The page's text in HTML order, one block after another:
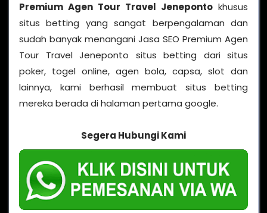
Premium Agen Tour Travel Jeneponto khusus
situs betting yang sangat berpengalaman dan
sudah banyak menangani Jasa SEO Premium Agen
Tour Travel Jeneponto situs betting dari situs
poker, togel online, agen bola, capsa, slot dan
lainnya, kami berhasil membuat situs betting
mereka berada di halaman pertama google.
Segera Hubungi Kami